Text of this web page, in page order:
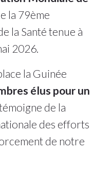
la 79ème
la Santé tenue à
2026.
la Guinée
élus pour un
de la
des efforts
de notre